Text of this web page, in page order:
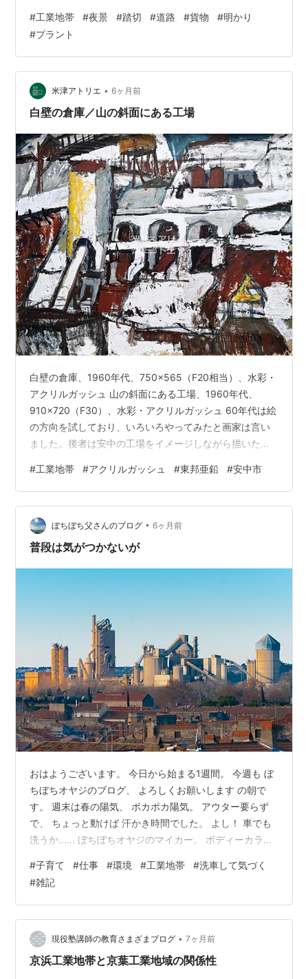
#工業地帯 #夜景 #踏切 #道路 #貨物 #明かり
#プラント
米津アトリエ • 6ヶ月前
白壁の倉庫／山の斜面にある工場
白壁の倉庫、1960年代、750×565（F20相当）、水彩・
アクリルガッシュ 山の斜面にある工場、1960年代、
910×720（F30）、水彩・アクリルガッシュ 60年代は絵
の方向を試しており、いろいろやってみたと画家は言い
ました。後者は安中の工場をイメージしながら描いたと
たようにも見えます。いろいろやってみた、とはそうい
う自在な描き方のことでもあると思います。 ランキング
参加中絵画、アート 米津アトリエを見てくださりありが
とうございます。ぜひまたお越し下さい。
#工業地帯 #アクリルガッシュ #東邦亜鉛 #安中市
ぼちぼち父さんのブログ • 6ヶ月前
普段は気がつかないが
おはようございます。 今日から始まる1週間。 今週も ぼ
ちぼちオヤジのブログ、 よろしくお願いします の朝で
す。 週末は春の陽気、 ポカポカ陽気。 アウター要らず
で、 ちょっと動けば 汗かき時間でした。 よし！ 車でも
洗うか...... ぼちぼちオヤジのマイカー。 ボディーカラー
います。 前に 洗ったのって 年末だったかな？ 約2ヵ月ぶ
りに マイカー洗車でしたが 洗い終わった後は、 爽快
感！です。 そんなマイカーですが、 購入してから ちょ
っと気づいたことがあり。 職場の病院は 臨海の工業地帯
付近にあり。 鉄鋼大企業の 工場が2~3社あって…
#子育て #仕事 #環境 #工業地帯 #洗車して気づく
#雑記
現役塾講師の教育さまざまブログ • 7ヶ月前
京浜工業地帯と京葉工業地域の関係性